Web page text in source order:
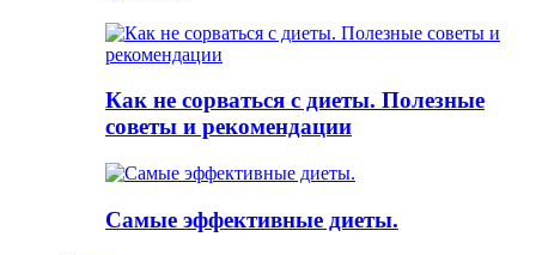
Как не сорваться с диеты. Полезные
советы и рекомендации
Самые эффективные диеты.